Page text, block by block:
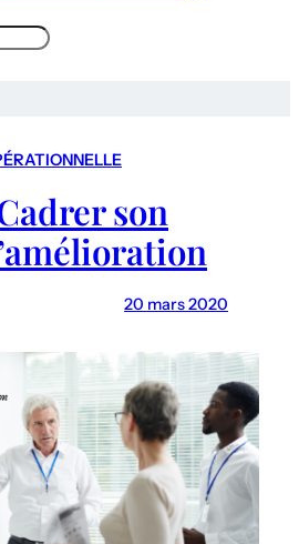
son
20 mars 2020